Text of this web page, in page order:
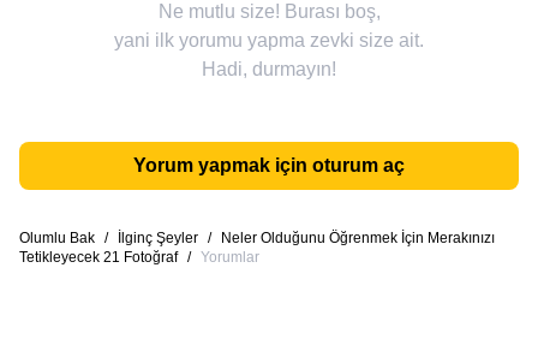
Ne mutlu size! Burası boş,
yani ilk yorumu yapma zevki size ait.
Hadi, durmayın!
Yorum yapmak için oturum aç
Olumlu Bak / İlginç Şeyler /
Neler Olduğunu Öğrenmek İçin Merakınızı
Tetikleyecek 21 Fotoğraf / Yorumlar